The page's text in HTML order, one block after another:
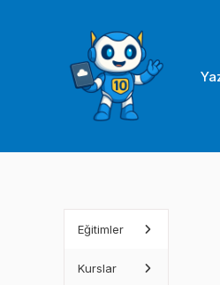
Eğitimler
Kurslar